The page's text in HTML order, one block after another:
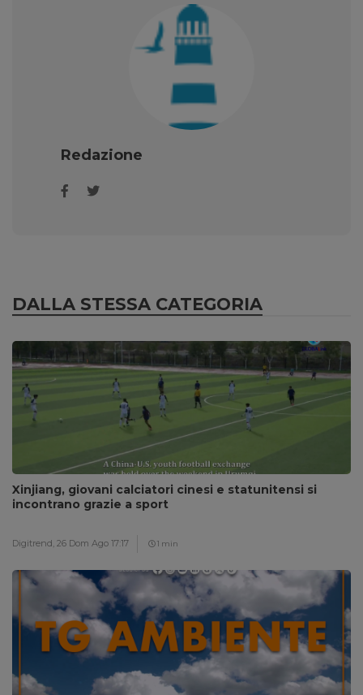
Redazione
DALLA STESSA CATEGORIA
Xinjiang, giovani calciatori cinesi e statunitensi si
incontrano grazie a sport
Digitrend, 26 Dom Ago 17:17 1 min